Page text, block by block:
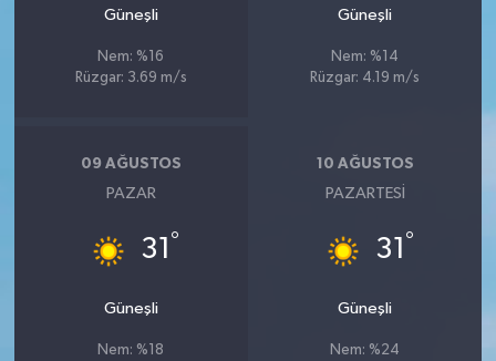
Güneşli
Nem: %16
Rüzgar: 3.69 m/s
Güneşli
Nem: %14
Rüzgar: 4.19 m/s
09 AĞUSTOS
PAZAR
31 °
Güneşli
Nem: %18
10 AĞUSTOS
PAZARTESI
31 °
Güneşli
Nem: %24